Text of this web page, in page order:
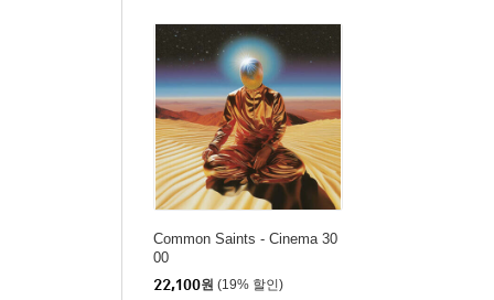
Common Saints - Cinema 30
00
22,100원 (19% 할인)